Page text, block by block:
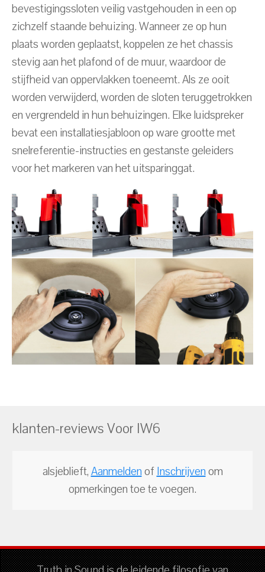
bevestigingssloten veilig vastgehouden in een op
zichzelf staande behuizing. Wanneer ze op hun
plaats worden geplaatst, koppelen ze het chassis
stevig aan het plafond of de muur, waardoor de
stijfheid van oppervlakken toeneemt. Als ze ooit
worden verwijderd, worden de sloten teruggetrokken
en vergrendeld in hun behuizingen. Elke luidspreker
bevat een installatiesjabloon op ware grootte met
snelreferentie-instructies en gestanste geleiders
voor het markeren van het uitsparinggat.
klanten-reviews Voor IW6
alsjeblieft,AanmeldenofInschrijvenom
opmerkingen toe te voegen.